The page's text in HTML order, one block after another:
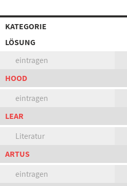
KATEGORIE
LÖSUNG
eintragen
HOOD
eintragen
LEAR
Literatur
ARTUS
eintragen